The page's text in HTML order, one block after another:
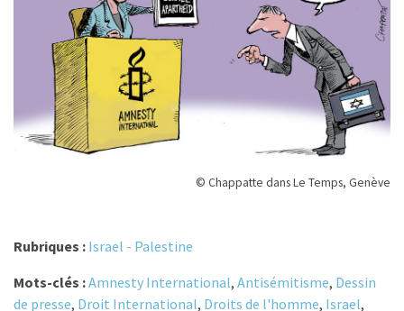
© Chappatte dans Le Temps, Genève
Rubriques : Israel - Palestine
Mots-clés :Amnesty International, Antisémitisme, Dessin
de presse, Droit International, Droits de l'homme, Israel,